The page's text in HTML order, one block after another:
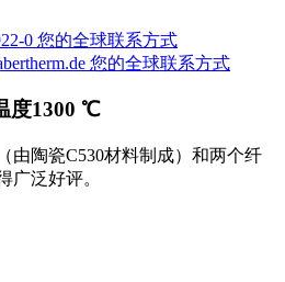
0 您的全球联系方式
您的全球联系方式
度1300 ℃
由陶瓷C530材料制成）和两个纤
广泛好评。